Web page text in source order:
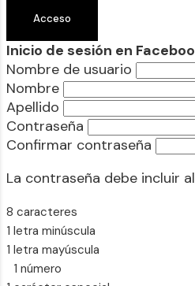
Inicio de sesión en
Nombre de usuario
Nombre
Apellido
Contraseña
Confirmar contraseña
La contraseña debe incluir
8 caracteres
1 letra minúscula
1 letra mayúscula
1 número